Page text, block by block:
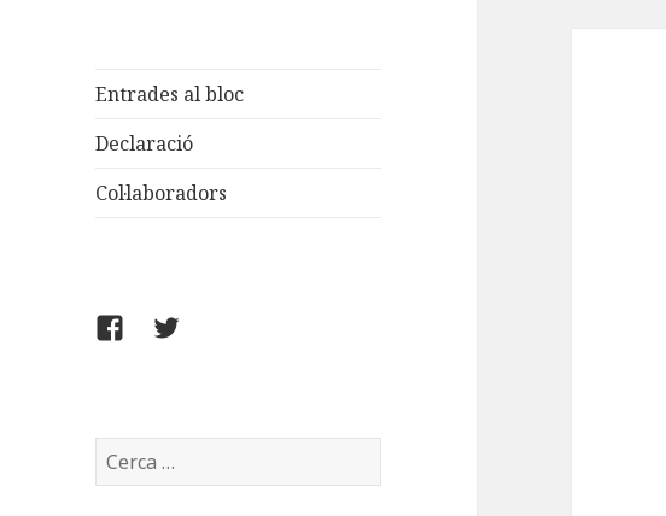
Entrades al bloc
Declaració
Col·laboradors
FACEBOOK
TWITTER
Cerca: